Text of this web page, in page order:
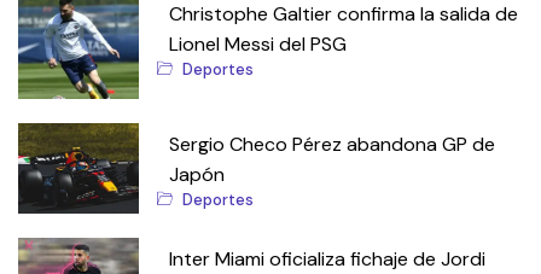
Christophe Galtier confirma la salida de
Lionel Messi del PSG
Deportes
Sergio Checo Pérez abandona GP de
Japón
Deportes
Inter Miami oficializa fichaje de Jordi